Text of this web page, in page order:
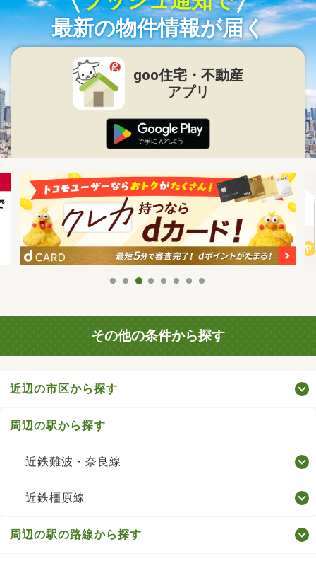
最新の物件情報が届く
goo住宅・不動産
アプリ
その他の条件から探す
近辺の市区から探す
周辺の駅から探す
近鉄難波・奈良線
近鉄橿原線
周辺の駅の路線から探す